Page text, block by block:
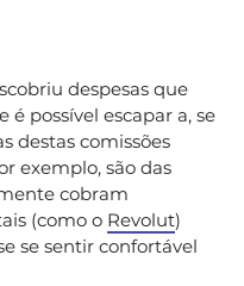
despesas que
possível escapar a, se
destas comissões
exemplo, são das
cobram
(como o Revolut)
se sentir confortável